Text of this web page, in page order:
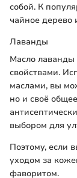
собой. К
чайное дерево
Лаванды
Масло
свойствами.
маслами, вы
но и своё
выбором для
Поэтому, если
уходом за
фаворитом.